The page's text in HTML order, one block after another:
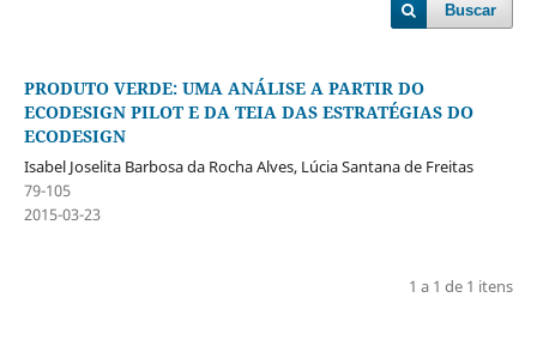
Buscar
PRODUTO VERDE: UMA ANÁLISE A PARTIR DO
ECODESIGN PILOT E DA TEIA DAS ESTRATÉGIAS DO
ECODESIGN
Isabel Joselita Barbosa da Rocha Alves, Lúcia Santana de Freitas
79-105
2015-03-23
1 a 1 de 1 itens